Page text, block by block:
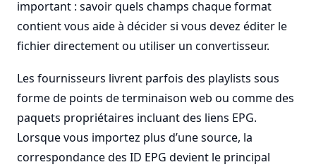
important : savoir quels champs chaque format
contient vous aide à décider si vous devez éditer le
fichier directement ou utiliser un convertisseur.
Les fournisseurs livrent parfois des playlists sous
forme de points de terminaison web ou comme des
paquets propriétaires incluant des liens EPG.
Lorsque vous importez plus d’une source, la
correspondance des ID EPG devient le principal